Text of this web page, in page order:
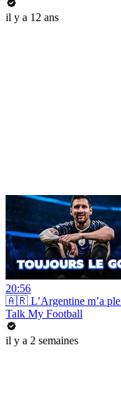
il y a 12 ans
20:56
🇦🇷 L’Argentine m’a
Talk My Football
il y a 2 semaines